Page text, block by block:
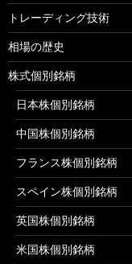
トレーディング技術
相場の歴史
株式個別銘柄
日本株個別銘柄
中国株個別銘柄
フランス株個別銘柄
スペイン株個別銘柄
英国株個別銘柄
米国株個別銘柄